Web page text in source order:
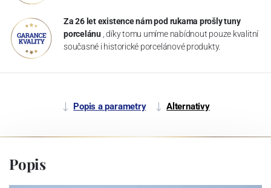
Za 26 let existence nám pod rukama prošly tuny
porcelánu , díky tomu umíme nabídnout pouze kvalitní
současné i historické porcelánové produkty.
Popis a parametry Alternativy
Popis